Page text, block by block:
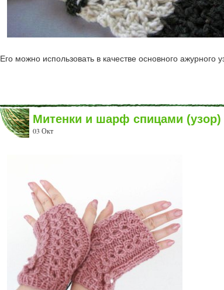
Его можно использовать в качестве основного
Митенки и шарф спицами (узор)
03 Окт